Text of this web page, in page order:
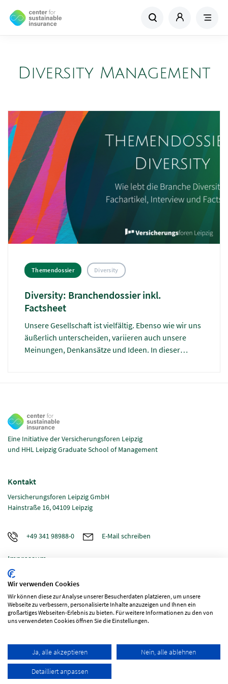
Diversity Management
Themendossier Diversity
Diversity: Branchendossier inkl.
Factsheet
Unsere Gesellschaft ist vielfältig. Ebenso wie wir uns
äußerlich unterscheiden, variieren auch unsere
Meinungen, Denkansätze und Ideen. In dieser
vollständige Ausgabe hier bequem zum Download
vor.
Eine Initiative der Versicherungsforen Leipzig
und HHL Leipzig Graduate School of Management
Kontakt
Versicherungsforen Leipzig GmbH
Hainstraße 16, 04109 Leipzig
+49 341 98988-0 E-Mail schreiben
Impressum
Datenschutz
Folgen Sie uns
Wir verwenden Cookies
Wir können diese zur Analyse unserer Besucherdaten platzieren, um unsere
Webseite zu verbessern, personalisierte Inhalte anzuzeigen und Ihnen ein
großartiges Webseiten-Erlebnis zu bieten. Für weitere Informationen zu den von
uns verwendeten Cookies öffnen Sie die Einstellungen.
Ja, alle akzeptieren Nein, alle ablehnen
Detailliert anpassen